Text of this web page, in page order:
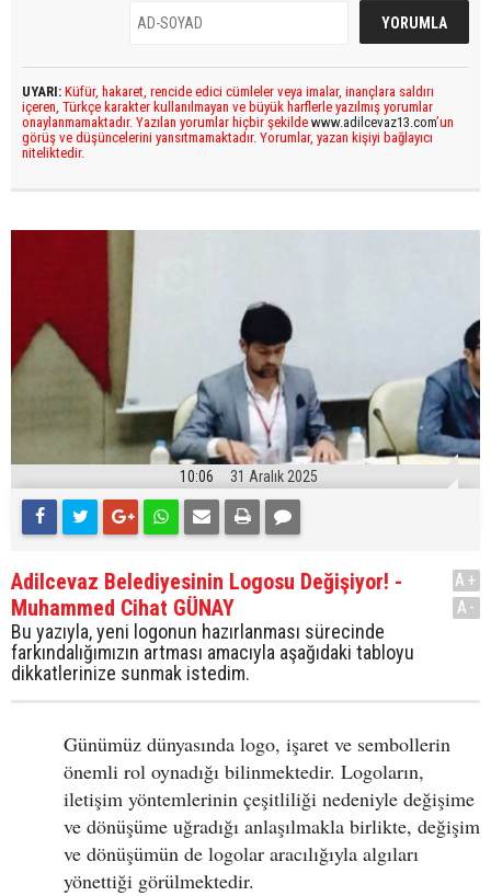
UYARI: Küfür, hakaret, rencide edici cümleler veya imalar, inançlara saldırı
içeren, Türkçe karakter kullanılmayan ve büyük harflerle yazılmış yorumlar
onaylanmamaktadır. Yazılan yorumlar hiçbir şekilde www.adilcevaz13.com’un
görüş ve düşüncelerini yansıtmamaktadır. Yorumlar, yazan kişiyi bağlayıcı
niteliktedir.
10:06 31 Aralık 2025
Adilcevaz Belediyesinin Logosu Değişiyor! -
Muhammed Cihat GÜNAY
Bu yazıyla, yeni logonun hazırlanması sürecinde
farkındalığımızın artması amacıyla aşağıdaki tabloyu
dikkatlerinize sunmak istedim.
A+
A-
Günümüz dünyasında logo, işaret ve sembollerin
önemli rol oynadığı bilinmektedir. Logoların,
iletişim yöntemlerinin çeşitliliği nedeniyle değişime
ve dönüşüme uğradığı anlaşılmakla birlikte, değişim
ve dönüşümün de logolar aracılığıyla algıları
yönettiği görülmektedir.